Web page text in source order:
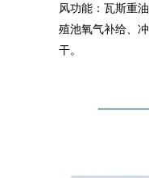
风功能：瓦斯重
殖池氧气补给、
干。